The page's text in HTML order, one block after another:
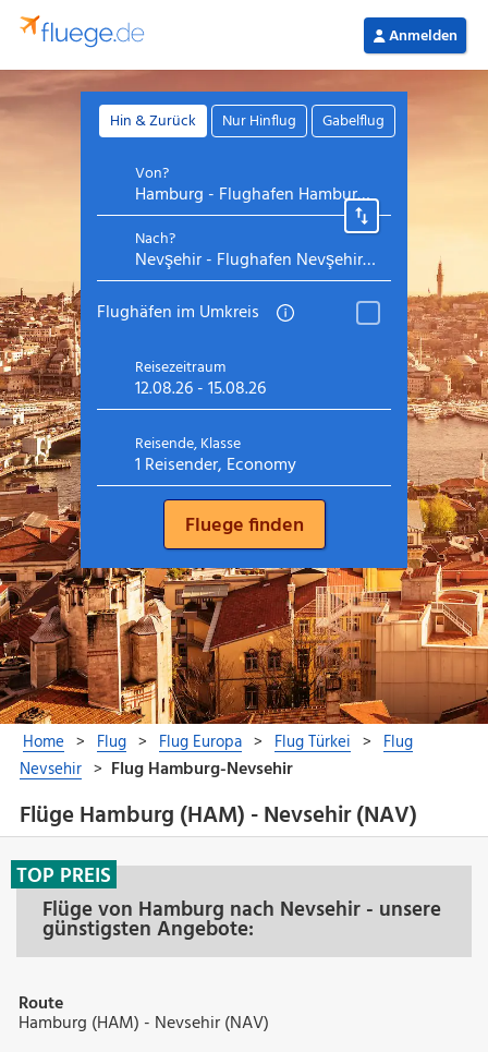
Flüge Hamburg (HAM) - Nevsehir (NAV)
Flüge von Hamburg nach Nevsehir - unsere
günstigsten Angebote:
TOP PREIS
Route
Hamburg (HAM) - Nevsehir (NAV)